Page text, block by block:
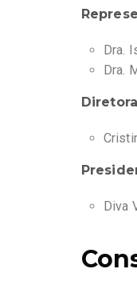
Dra.
Dra.
Diva